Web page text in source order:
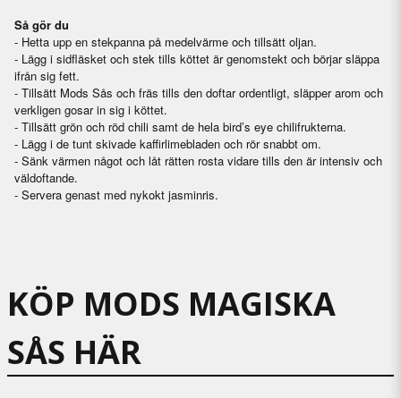
Så gör du
- Hetta upp en stekpanna på medelvärme och tillsätt oljan.
- Lägg i sidfläsket och stek tills köttet är genomstekt och börjar släppa
ifrån sig fett.
- Tillsätt Mods Sås och fräs tills den doftar ordentligt, släpper arom och
verkligen gosar in sig i köttet.
- Tillsätt grön och röd chili samt de hela bird’s eye chilifrukterna.
- Lägg i de tunt skivade kaffirlimebladen och rör snabbt om.
- Sänk värmen något och låt rätten rosta vidare tills den är intensiv och
väldoftande.
- Servera genast med nykokt jasminris.
KÖP MODS MAGISKA
SÅS HÄR